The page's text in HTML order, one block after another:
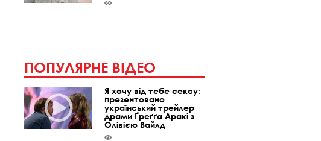
ПОПУЛЯРНЕ ВІДЕО
Я хочу від тебе сексу:
презентовано
український трейлер
драми Ґреґґа Аракі з
Олівією Вайлд